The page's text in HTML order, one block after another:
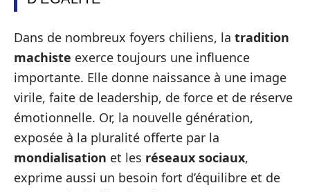
Dans de nombreux foyers chiliens, la tradition
machiste exerce toujours une influence
importante. Elle donne naissance à une image
virile, faite de leadership, de force et de réserve
émotionnelle. Or, la nouvelle génération,
exposée à la pluralité offerte par la
mondialisation et les réseaux sociaux,
exprime aussi un besoin fort d’équilibre et de